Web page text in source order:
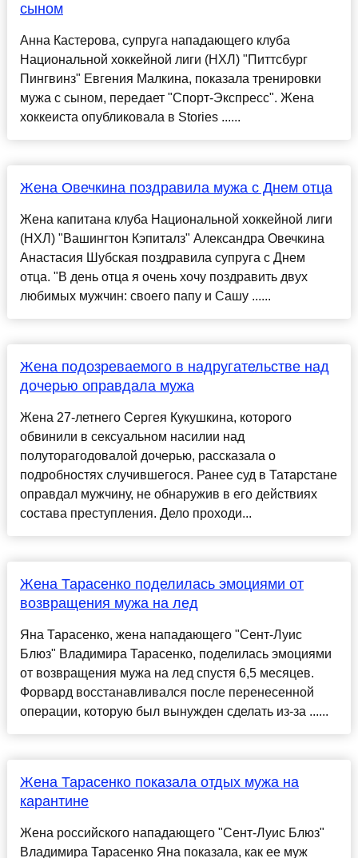
сыном
Анна Кастерова, супруга нападающего клуба
Национальной хоккейной лиги (НХЛ) "Питтсбург
Пингвинз" Евгения Малкина, показала тренировки
мужа с сыном, передает "Спорт-Экспресс". Жена
хоккеиста опубликовала в Stories ......
Жена Овечкина поздравила мужа с Днем отца
Жена капитана клуба Национальной хоккейной лиги
(НХЛ) "Вашингтон Кэпиталз" Александра Овечкина
Анастасия Шубская поздравила супруга с Днем
отца. "В день отца я очень хочу поздравить двух
любимых мужчин: своего папу и Сашу ......
Жена подозреваемого в надругательстве над
дочерью оправдала мужа
Жена 27-летнего Сергея Кукушкина, которого
обвинили в сексуальном насилии над
полуторагодовалой дочерью, рассказала о
подробностях случившегося. Ранее суд в Татарстане
оправдал мужчину, не обнаружив в его действиях
состава преступления. Дело проходи...
Жена Тарасенко поделилась эмоциями от
возвращения мужа на лед
Яна Тарасенко, жена нападающего "Сент-Луис
Блюз" Владимира Тарасенко, поделилась эмоциями
от возвращения мужа на лед спустя 6,5 месяцев.
Форвард восстанавливался после перенесенной
операции, которую был вынужден сделать из-за ......
Жена Тарасенко показала отдых мужа на
карантине
Жена российского нападающего "Сент-Луис Блюз"
Владимира Тарасенко Яна показала, как ее муж